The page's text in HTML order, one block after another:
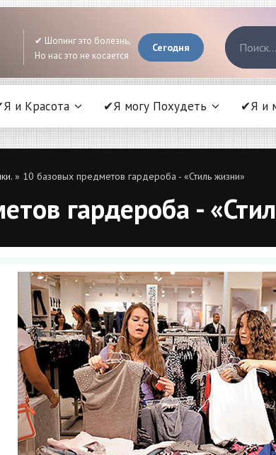
✔ Шопинг это болезнь,
Но нас это не косается
Сегодня
и Красота ✔Я могу Похудеть ✔Я и
» 10 базовых предметов гардероба - «Стиль жизни»
гардероба -